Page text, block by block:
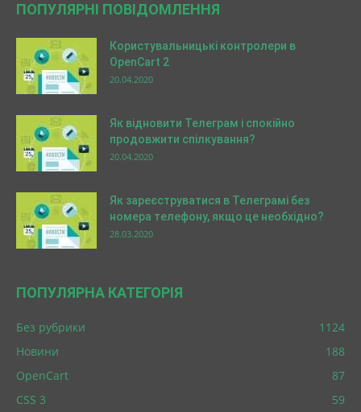
ПОПУЛЯРНІ ПОВІДОМЛЕННЯ
Користувальницькі контролери в
OpenCart 2
20.04.2020
Як відновити Телеграм і спокійно
продовжити спілкування?
20.04.2020
Як зареєструватися в Телеграмі без
номера телефону, якщо це необхідно?
28.03.2020
ПОПУЛЯРНА КАТЕГОРІЯ
Без рубрики
1124
Новини
188
OpenCart
87
CSS 3
59